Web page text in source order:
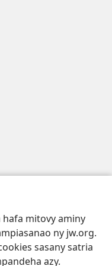
mitovy aminy
ny jw.org.
sasany satria
azy.
Jehovah